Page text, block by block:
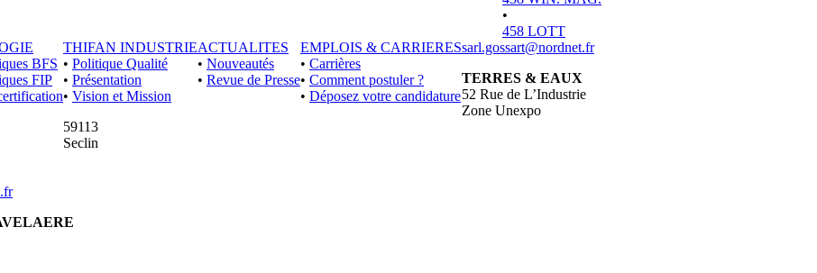
•
458 LOTT
BFS
FIP
THIFAN INDUSTRIE
• Politique Qualité
• Présentation
• Vision et Mission
ACTUALITES
• Nouveautés
• Revue de Presse
EMPLOIS & CARRIERES
• Carrières
• Comment postuler ?
• Déposez votre candidature
sarl.gossart@nordnet.fr
TERRES & EAUX
52 Rue de L’Industrie
Zone Unexpo
59113
Seclin